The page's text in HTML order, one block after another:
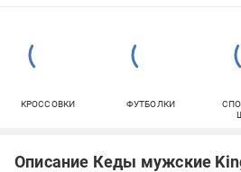
КРОССОВКИ ФУТБОЛКИ
Описание Кеды мужские